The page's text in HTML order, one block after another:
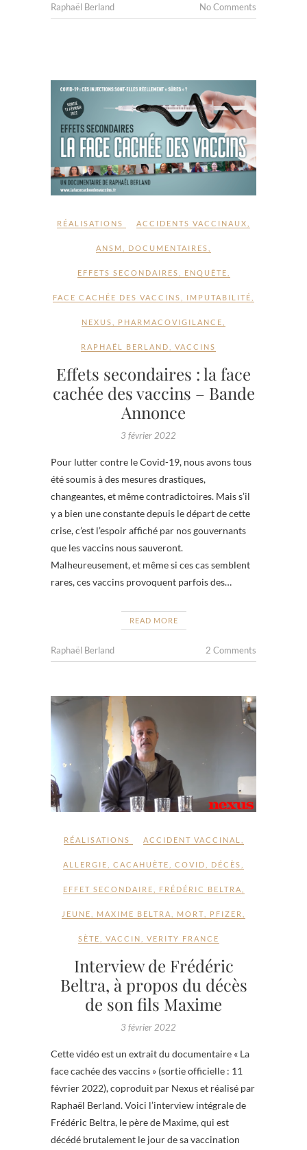
Raphaël Berland No Comments
RÉALISATIONS ACCIDENTS VACCINAUX
ANSM DOCUMENTAIRES
EFFETS SECONDAIRES ENQUÊTE
FACE CACHÉE DES VACCINS IMPUTABILITÉ
NEXUS PHARMACOVIGILANCE
RAPHAËL BERLAND VACCINS
Effets secondaires : la face
cachée des vaccins – Bande
Annonce
3 février 2022
Pour lutter contre le Covid-19, nous avons tous
été soumis à des mesures drastiques,
changeantes, et même contradictoires. Mais s’il
y a bien une constante depuis le départ de cette
crise, c’est l’espoir affiché par nos gouvernants
que les vaccins nous sauveront.
Malheureusement, et même si ces cas semblent
rares, ces vaccins provoquent parfois des…
READ MORE
Raphaël Berland 2 Comments
RÉALISATIONS ACCIDENT VACCINAL
ALLERGIE CACAHUÈTE COVID DÉCÈS
EFFET SECONDAIRE FRÉDÉRIC BELTRA
JEUNE MAXIME BELTRA MORT PFIZER
SÈTE VACCIN VERITY FRANCE
Interview de Frédéric
Beltra, à propos du décès
de son fils Maxime
3 février 2022
Cette vidéo est un extrait du documentaire « La
face cachée des vaccins » (sortie officielle : 11
février 2022), coproduit par Nexus et réalisé par
Raphaël Berland. Voici l’interview intégrale de
Frédéric Beltra, le père de Maxime, qui est
décédé brutalement le jour de sa vaccination